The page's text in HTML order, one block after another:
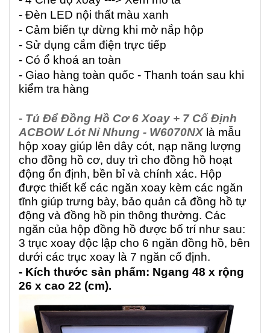
- Đèn LED nội thất màu xanh
- Cảm biến tự dừng khi mở nắp hộp
- Sử dụng cắm điện trực tiếp
- Có ổ khoá an toàn
- Giao hàng toàn quốc - Thanh toán sau khi
kiểm tra hàng
- Tủ Để Đồng Hồ Cơ 6 Xoay + 7 Cố Định
ACBOW Lót Nỉ Nhung - W6070NXlà mẫu
hộp xoay giúp lên dây cót, nạp năng lượng
cho đồng hồ cơ, duy trì cho đồng hồ hoạt
động ổn định, bền bỉ và chính xác. Hộp
được thiết kế các ngăn xoay kèm các ngăn
tĩnh giúp trưng bày, bảo quản cả đồng hồ tự
động và đồng hồ pin thông thường. Các
ngăn của hộp đồng hồ được bố trí như sau:
3 trục xoay độc lập cho 6 ngăn đồng hồ, bên
dưới các trục xoay là 7 ngăn cố định.
- Kích thước sản phẩm: Ngang 48 x rộng
26 x cao 22 (cm).